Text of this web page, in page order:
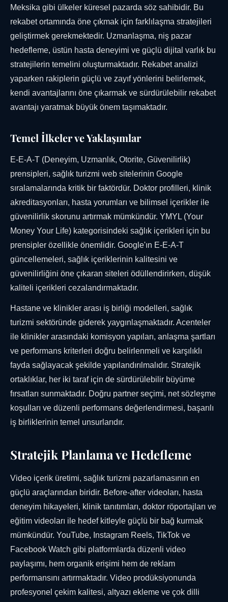
Meksika gibi ülkeler küresel pazarda söz sahibidir. Bu
rekabet ortamında öne çıkmak için farklılaşma stratejileri
geliştirmek gerekmektedir. Uzmanlaşma, niş pazar
hedefleme, üstün hasta deneyimi ve güçlü dijital varlık bu
stratejilerin temelini oluşturmaktadır. Rekabet analizi
yaparken rakiplerin güçlü ve zayıf yönlerini belirlemek,
kendi avantajlarını öne çıkarmak ve sürdürülebilir rekabet
avantajı yaratmak büyük önem taşımaktadır.
Temel İlkeler ve Yaklaşımlar
E-E-A-T (Deneyim, Uzmanlık, Otorite, Güvenilirlik)
prensipleri, sağlık turizmi web sitelerinin Google
sıralamalarında kritik bir faktördür. Doktor profilleri, klinik
akreditasyonları, hasta yorumları ve bilimsel içerikler ile
güvenilirlik skorunu artırmak mümkündür. YMYL (Your
Money Your Life) kategorisindeki sağlık içerikleri için bu
prensipler özellikle önemlidir. Google'ın E-E-A-T
güncellemeleri, sağlık içeriklerinin kalitesini ve
güvenilirliğini öne çıkaran siteleri ödüllendirirken, düşük
kaliteli içerikleri cezalandırmaktadır.
Hastane ve klinikler arası iş birliği modelleri, sağlık
turizmi sektöründe giderek yaygınlaşmaktadır. Acenteler
ile klinikler arasındaki komisyon yapıları, anlaşma şartları
ve performans kriterleri doğru belirlenmeli ve karşılıklı
fayda sağlayacak şekilde yapılandırılmalıdır. Stratejik
ortaklıklar, her iki taraf için de sürdürülebilir büyüme
fırsatları sunmaktadır. Doğru partner seçimi, net sözleşme
koşulları ve düzenli performans değerlendirmesi, başarılı
iş birliklerinin temel unsurlarıdır.
Stratejik Planlama ve Hedefleme
Video içerik üretimi, sağlık turizmi pazarlamasının en
güçlü araçlarından biridir. Before-after videoları, hasta
deneyim hikayeleri, klinik tanıtımları, doktor röportajları ve
eğitim videoları ile hedef kitleyle güçlü bir bağ kurmak
mümkündür. YouTube, Instagram Reels, TikTok ve
Facebook Watch gibi platformlarda düzenli video
paylaşımı, hem organik erişimi hem de reklam
performansını artırmaktadır. Video prodüksiyonunda
profesyonel çekim kalitesi, altyazı ekleme ve çok dilli